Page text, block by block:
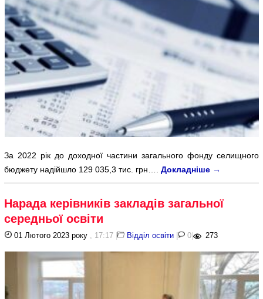
За 2022 рік до доходної частини загального фонду селищного
бюджету надійшло 129 035,3 тис. грн….Докладніше →
Нарада керівників закладів загальної
середньої освіти
01 Лютого 2023 року , 17:17 | Відділ освіти | 0 | 273